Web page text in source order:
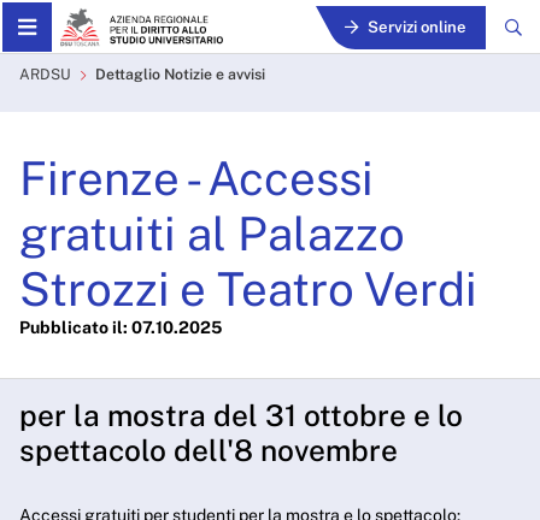
Skip to Main Content Servizi online
Firenze - Accessi gratuiti al
ARDSU Dettaglio Notizie e avvisi
Firenze - Accessi
gratuiti al Palazzo
Strozzi e Teatro Verdi
Pubblicato il: 07.10.2025
per la mostra del 31 ottobre e lo
spettacolo dell'8 novembre
Accessi gratuiti per studenti per la mostra e lo spettacolo: